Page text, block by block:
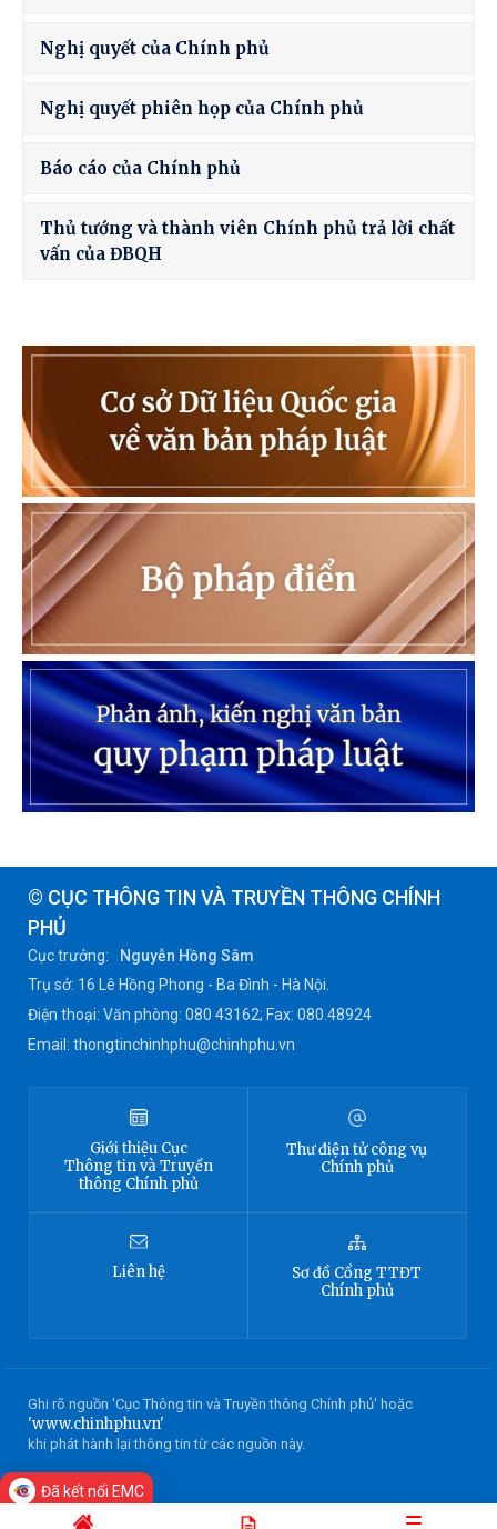
Nghị quyết của Chính phủ
Nghị quyết phiên họp của Chính phủ
Báo cáo của Chính phủ
Thủ tướng và thành viên Chính phủ trả lời chất
vấn của ĐBQH
© CỤC THÔNG TIN VÀ TRUYỀN THÔNG CHÍNH
PHỦ
Cục trưởng:
Nguyễn Hồng Sâm
Trụ sở: 16 Lê Hồng Phong - Ba Đình - Hà Nội.
Điện thoại: Văn phòng: 080 43162; Fax: 080.48924
Email: thongtinchinhphu@chinhphu.vn
Giới thiệu Cục
Thông tinvà Truyền
thông Chính phủ
Thư điện tử công vụ
Chính phủ
Liên hệ Sơ đồ Cổng TTĐT
Chính phủ
Ghi rõ nguồn 'Cục Thông tin và Truyền thông Chính phủ' hoặc
'www.chinhphu.vn'
khi phát hành lại thông tin từ các nguồn này.
Đã kết nối EMC